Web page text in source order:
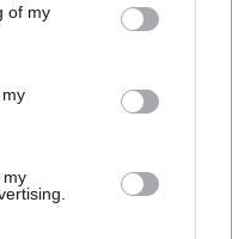
of my
my
Recherche